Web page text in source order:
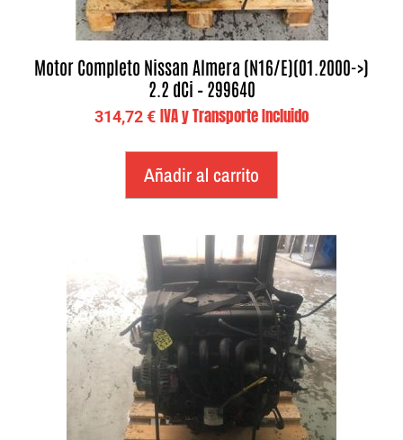
Motor Completo Nissan Almera (N16/E)(01.2000->)
2.2 dCi – 299640
314,72€ IVA y Transporte Incluido
Añadir al carrito